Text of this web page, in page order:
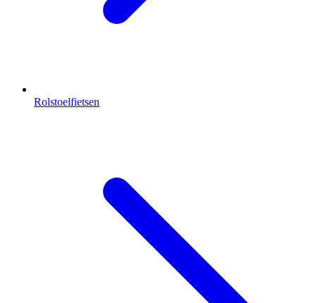
Rolstoelfietsen